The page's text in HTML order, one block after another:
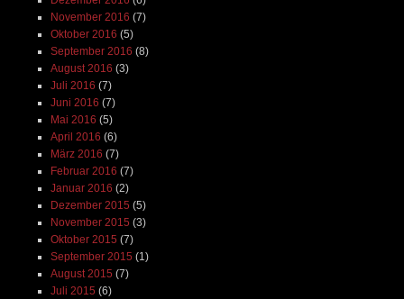
November 2016 (7)
Oktober 2016 (5)
September 2016 (8)
August 2016 (3)
Juli 2016 (7)
Juni 2016 (7)
Mai 2016 (5)
April 2016 (6)
März 2016 (7)
Februar 2016 (7)
Januar 2016 (2)
Dezember 2015 (5)
November 2015 (3)
Oktober 2015 (7)
September 2015 (1)
August 2015 (7)
Juli 2015 (6)